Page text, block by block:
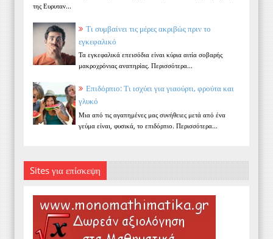
της Ευρυταν...
Τι συμβαίνει τις μέρες ακριβώς πριν το
εγκεφαλικό
Τα εγκεφαλικά επεισόδια είναι κύρια αιτία σοβαρής
μακροχρόνιας αναπηρίας. Περισσότερα...
Επιδόρπιο: Τι ισχύει για γιαούρτι, φρούτα και
γλυκό
Μια από τις αγαπημένες μας συνήθειες μετά από ένα
γεύμα είναι, φυσικά, το επιδόρπιο. Περισσότερα...
Sites για επίσκεψη